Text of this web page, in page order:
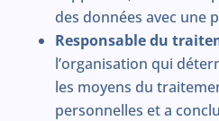
des données avec une
Responsable du
l’organisation qui
les moyens du
personnelles et a